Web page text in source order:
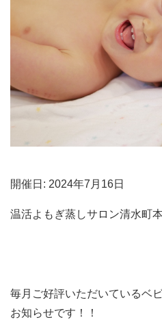
開催日: 2024年7月16日
温活よもぎ蒸しサロン清水町
毎月ご好評いただいているベ
お知らせです！！